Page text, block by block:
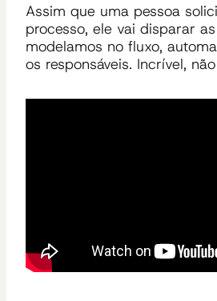
Assim que uma pessoa
processo, ele vai disparar
modelamos no fluxo,
os responsáveis. Incrível,